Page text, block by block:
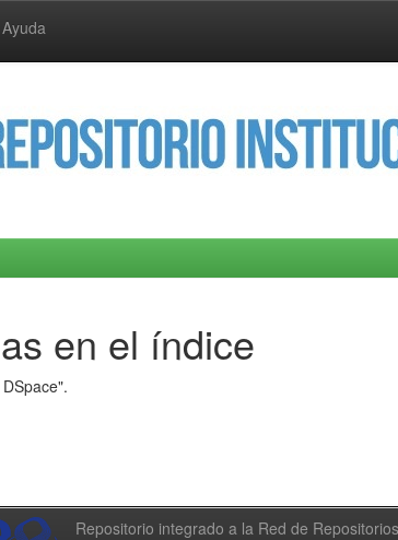
Ayuda
en el índice
Repositorio integrado a la Red de